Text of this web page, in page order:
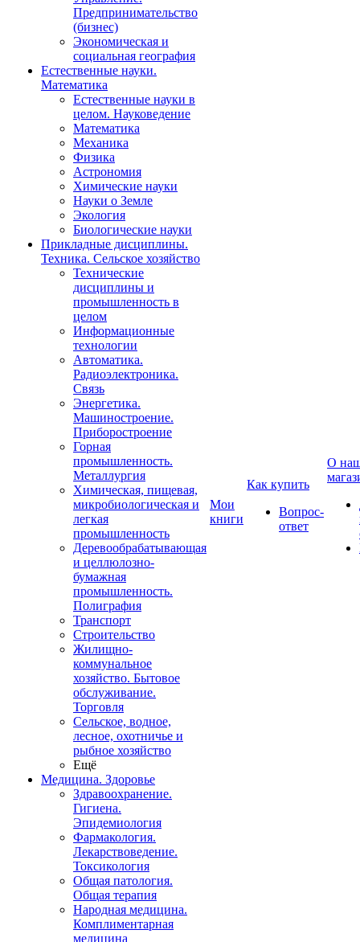
Предпринимательство
(бизнес)
Экономическая и
социальная география
Естественные науки.
Математика
Естественные науки в
целом. Науковедение
Математика
Механика
Физика
Астрономия
Химические науки
Науки о Земле
Экология
Биологические науки
Прикладные дисциплины.
Техника. Сельское хозяйство
Технические
дисциплины и
промышленность в
целом
Информационные
технологии
Автоматика.
Радиоэлектроника.
Связь
Энергетика.
Машиностроение.
Приборостроение
Горная
промышленность.
Металлургия
Химическая, пищевая,
микробиологическая и
легкая
промышленность
Деревообрабатывающая
и целлюлозно-
бумажная
промышленность.
Полиграфия
Транспорт
Строительство
Жилищно-
коммунальное
хозяйство. Бытовое
обслуживание.
Торговля
Сельское, водное,
лесное, охотничье и
рыбное хозяйство
Ещё
Медицина. Здоровье
Здравоохранение.
Гигиена.
Эпидемиология
Фармакология.
Лекарствоведение.
Токсикология
Общая патология.
Общая терапия
Народная медицина.
Комплиментарная
медицина
Мои
книги
Как купить
Вопрос-
ответ
О